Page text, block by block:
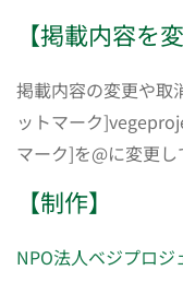
【掲載内容を
掲載内容の変更や取
ットマーク
マーク]を@に変更し
【制作】
NPO法人ベジプロジ